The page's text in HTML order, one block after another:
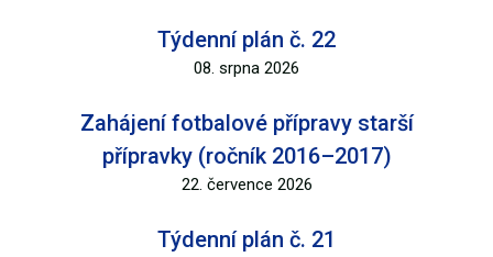
Týdenní plán č. 22
08. srpna 2026
Zahájení fotbalové přípravy starší
přípravky (ročník 2016–2017)
22. července 2026
Týdenní plán č. 21